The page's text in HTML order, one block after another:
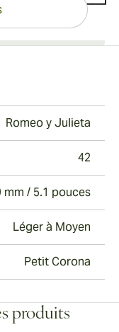
Romeo y Julieta
42
mm / 5.1 pouces
Léger à Moyen
Petit Corona
produits